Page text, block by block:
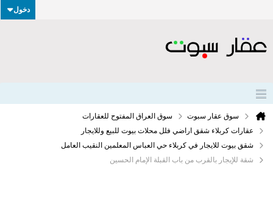
دخول
سوق عقار سبوت
سوق العراق المفتوح للعقارات
عقارات كربلاء شقق اراضي فلل محلات بيوت للبيع وللايجار
شقق بيوت للايجار في كربلاء حي العباس المعلمين النقيب العامل
شقة للإيجار بالقرب من باب القبلة الإمام الحسين